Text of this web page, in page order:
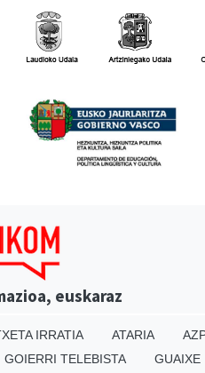
euskaraz
IRRATIA ATARIA
GOIERRI TELEBISTA GUAIXE